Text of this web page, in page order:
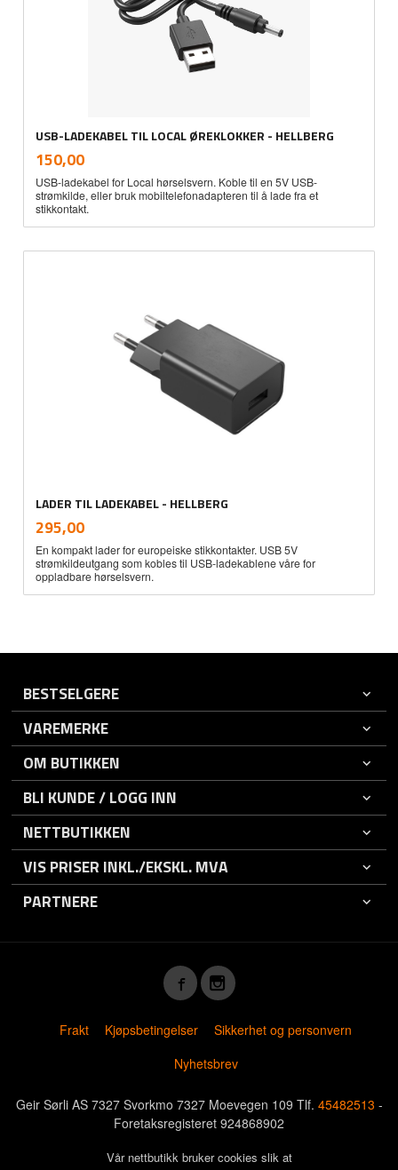
USB-LADEKABEL TIL LOCAL ØREKLOKKER - HELLBERG
Pris
150,00mva.
USB-ladekabel for Local hørselsvern. Koble til en 5V USB-
strømkilde, eller bruk mobiltelefonadapteren til å lade fra et
stikkontakt.
LADER TIL LADEKABEL - HELLBERG
Pris
295,00mva.
En kompakt lader for europeiske stikkontakter. USB 5V
strømkildeutgang som kobles til USB-ladekablene våre for
oppladbare hørselsvern.
BESTSELGERE
VAREMERKE
OM BUTIKKEN
BLI KUNDE / LOGG INN
NETTBUTIKKEN
VIS PRISER INKL./EKSKL. MVA
PARTNERE
Frakt Kjøpsbetingelser
Sikkerhet og personvern
Nyhetsbrev
Geir Sørli AS 7327 Svorkmo 7327 Moevegen 109 Tlf. 45482513 -
Foretaksregisteret 924868902
Vår nettbutikk bruker cookies slik at